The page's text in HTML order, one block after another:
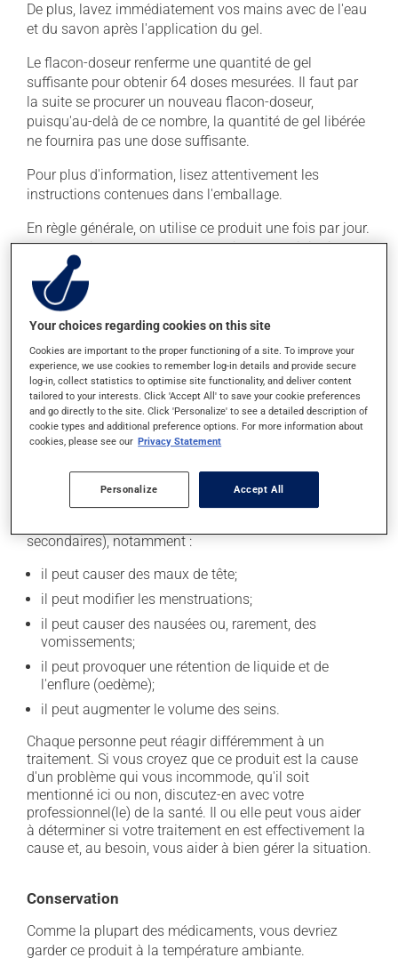
De plus, lavez immédiatement vos mains avec de l'eau
et du savon après l'application du gel.
Le flacon-doseur renferme une quantité de gel
suffisante pour obtenir 64 doses mesurées. Il faut par
la suite se procurer un nouveau flacon-doseur,
puisqu'au-delà de ce nombre, la quantité de gel libérée
ne fournira pas une dose suffisante.
Pour plus d'information, lisez attentivement les
instructions contenues dans l'emballage.
En règle générale, on utilise ce produit une fois par jour.
Il est possible que votre pharmacien vous ait indiqué
un horaire différent qui est plus approprié pour vous.
Vous devez l'appliquer régulièrement et de façon
continue pour maintenir ses effets bénéfiques.
pensez. S'il est presque l'heure de l'application
suivante, laissez simplement tomber celle que vous
avez oubliée. N'en appliquez pas plus pour tenter de
vous rattraper.
Effets indésirables
En plus de ses effets recherchés, ce produit peut à
secondaires), notamment :
il peut causer des maux de tête;
il peut modifier les menstruations;
il peut causer des nausées ou, rarement, des
vomissements;
il peut provoquer une rétention de liquide et de
l'enflure (oedème);
il peut augmenter le volume des seins.
Chaque personne peut réagir différemment à un
traitement. Si vous croyez que ce produit est la cause
d'un problème qui vous incommode, qu'il soit
mentionné ici ou non, discutez-en avec votre
professionnel(le) de la santé. Il ou elle peut vous aider
à déterminer si votre traitement en est effectivement la
cause et, au besoin, vous aider à bien gérer la situation.
Conservation
Comme la plupart des médicaments, vous devriez
garder ce produit à la température ambiante.
Your choices regarding cookies on this site
Cookies are important to the proper functioning of a site. To improve your
experience, we use cookies to remember log-in details and provide secure
log-in, collect statistics to optimise site functionality, and deliver content
tailored to your interests. Click 'Accept All' to save your cookie preferences
and go directly to the site. Click 'Personalize' to see a detailed description of
cookie types and additional preference options. For more information about
cookies, please see our Privacy Statement
Personalize Accept All